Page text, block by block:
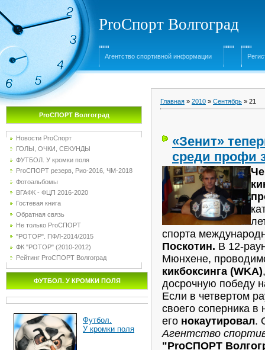
ProСпорт Волгоград
Агентство спортивной информации
ProСПОРТ Волгоград
Новости ProСпорт
ГОЛЫ, ОЧКИ, СЕКУНДЫ
ФУТБОЛ. У кромки поля
ProСПОРТ резерв, Рио-2016, ЧМ-2018
Фотоальбомы
ВГАФК - ФЦП 2016-2020
Гостевая книга
Обратная связь
Не только ProСПОРТ
"РОТОР". ПФЛ-2014/2015
ФК "РОТОР" (2010-2012)
Рейтинг ProСПОРТ Волгоград
ФУТБОЛ. У КРОМКИ ПОЛЯ
Футбол.
У кромки поля
Главная » 2010 » Сентябрь » 21
«Зенит»
среди профи
спорта
Поскотин. В 12-
Мюнхене,
кикбоксинга (WKA)
досрочную победу
Если в четвертом
своего соперника в
его нокаутировал.
Агентство
"ProСПОРТ